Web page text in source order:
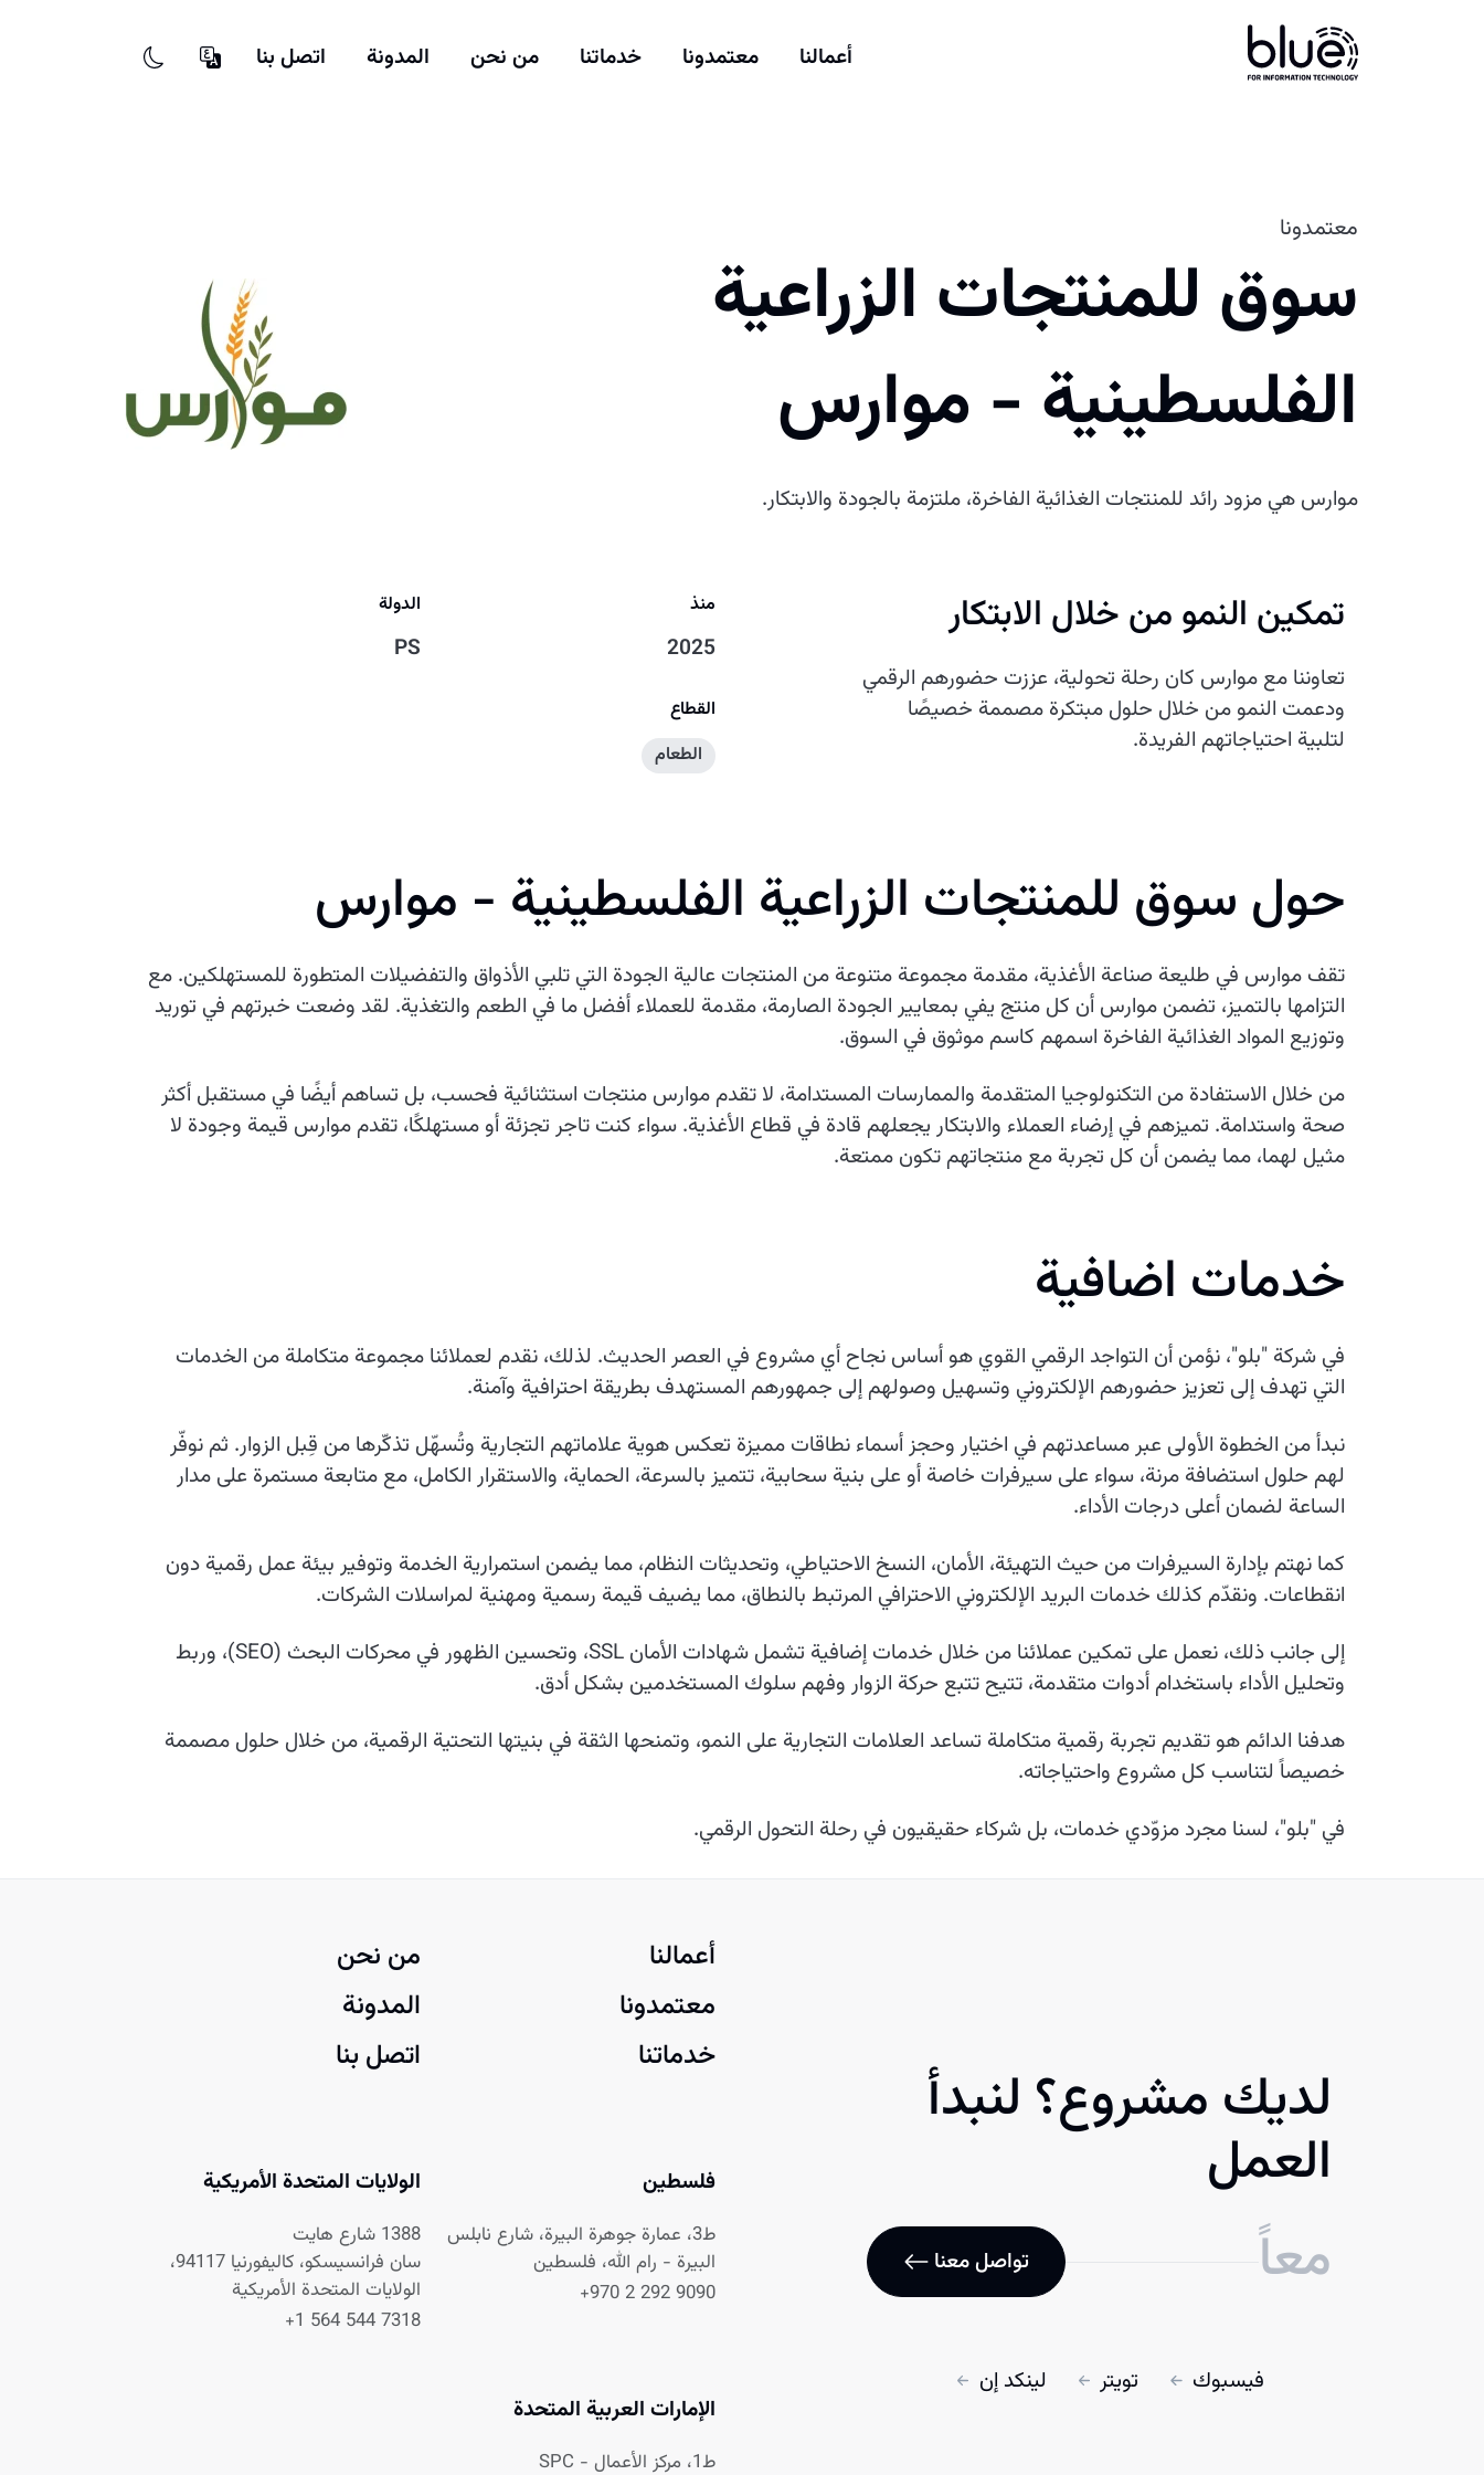
أعمالنا معتمدونا خدماتنا من نحن المدونة اتصل بنا
معتمدونا
سوق للمنتجات الزراعية
الفلسطينية - موارس
موارس هي مزود رائد للمنتجات الغذائية الفاخرة، ملتزمة بالجودة والابتكار.
تمكين النمو من خلال الابتكار
تعاوننا مع موارس كان رحلة تحولية، عززت حضورهم الرقمي
ودعمت النمو من خلال حلول مبتكرة مصممة خصيصًا
لتلبية احتياجاتهم الفريدة.
منذ
2025
الدولة
PS
القطاع
الطعام
حول سوق للمنتجات الزراعية الفلسطينية - موارس
تقف موارس في طليعة صناعة الأغذية، مقدمة مجموعة متنوعة من المنتجات عالية الجودة التي تلبي الأذواق والتفضيلات المتطورة للمستهلكين. مع
التزامها بالتميز، تضمن موارس أن كل منتج يفي بمعايير الجودة الصارمة، مقدمة للعملاء أفضل ما في الطعم والتغذية. لقد وضعت خبرتهم في توريد
وتوزيع المواد الغذائية الفاخرة اسمهم كاسم موثوق في السوق.
من خلال الاستفادة من التكنولوجيا المتقدمة والممارسات المستدامة، لا تقدم موارس منتجات استثنائية فحسب، بل تساهم أيضًا في مستقبل أكثر
صحة واستدامة. تميزهم في إرضاء العملاء والابتكار يجعلهم قادة في قطاع الأغذية. سواء كنت تاجر تجزئة أو مستهلكًا، تقدم موارس قيمة وجودة لا
مثيل لهما، مما يضمن أن كل تجربة مع منتجاتهم تكون ممتعة.
خدمات اضافية
في شركة "بلو"، نؤمن أن التواجد الرقمي القوي هو أساس نجاح أي مشروع في العصر الحديث. لذلك، نقدم لعملائنا مجموعة متكاملة من الخدمات
التي تهدف إلى تعزيز حضورهم الإلكتروني وتسهيل وصولهم إلى جمهورهم المستهدف بطريقة احترافية وآمنة.
نبدأ من الخطوة الأولى عبر مساعدتهم في اختيار وحجز أسماء نطاقات مميزة تعكس هوية علاماتهم التجارية وتُسهّل تذكّرها من قِبل الزوار. ثم نوفّر
لهم حلول استضافة مرنة، سواء على سيرفرات خاصة أو على بنية سحابية، تتميز بالسرعة، الحماية، والاستقرار الكامل، مع متابعة مستمرة على مدار
الساعة لضمان أعلى درجات الأداء.
كما نهتم بإدارة السيرفرات من حيث التهيئة، الأمان، النسخ الاحتياطي، وتحديثات النظام، مما يضمن استمرارية الخدمة وتوفير بيئة عمل رقمية دون
انقطاعات. ونقدّم كذلك خدمات البريد الإلكتروني الاحترافي المرتبط بالنطاق، مما يضيف قيمة رسمية ومهنية لمراسلات الشركات.
إلى جانب ذلك، نعمل على تمكين عملائنا من خلال خدمات إضافية تشمل شهادات الأمان SSL، وتحسين الظهور في محركات البحث (SEO)، وربط
وتحليل الأداء باستخدام أدوات متقدمة، تتيح تتبع حركة الزوار وفهم سلوك المستخدمين بشكل أدق.
هدفنا الدائم هو تقديم تجربة رقمية متكاملة تساعد العلامات التجارية على النمو، وتمنحها الثقة في بنيتها التحتية الرقمية، من خلال حلول مصممة
خصيصاً لتناسب كل مشروع واحتياجاته.
في "بلو"، لسنا مجرد مزوّدي خدمات، بل شركاء حقيقيون في رحلة التحول الرقمي.
لديك مشروع؟ لنبدأ
العمل
معاً
تواصل معنا
فيسبوك تويتر لينكد إن
أعمالنا
معتمدونا
خدماتنا
من نحن
المدونة
اتصل بنا
فلسطين
ط3، عمارة جوهرة البيرة، شارع نابلس
البيرة - رام الله، فلسطين
+970 2 292 9090
الولايات المتحدة الأمريكية
1388 شارع هايت
سان فرانسيسكو، كاليفورنيا 94117،
الولايات المتحدة الأمريكية
+1 564 544 7318
الإمارات العربية المتحدة
ط1، مركز الأعمال - SPC